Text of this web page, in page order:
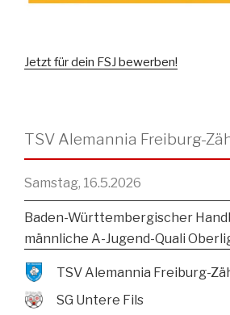
Jetzt für dein FSJ bewerben!
TSV Alemannia Freiburg-
Samstag, 16.5.2026
Baden-Württembergischer
männliche A-Jugend-Quali
SG Untere Fils